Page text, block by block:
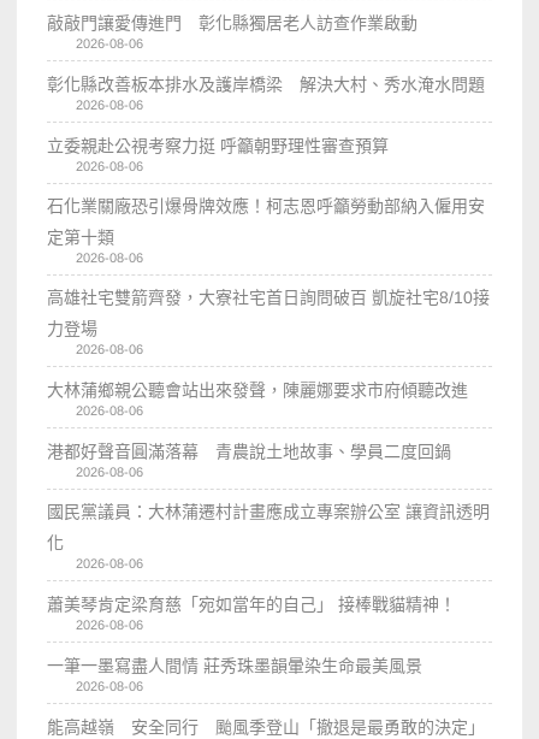
敲敲門讓愛傳進門 彰化縣獨居老人訪查作業啟動
2026-08-06
彰化縣改善板本排水及護岸橋梁 解決大村、秀水淹水問題
2026-08-06
立委親赴公視考察力挺 呼籲朝野理性審查預算
2026-08-06
石化業關廠恐引爆骨牌效應！柯志恩呼籲勞動部納入僱用安
定第十類
2026-08-06
高雄社宅雙箭齊發，大寮社宅首日詢問破百 凱旋社宅8/10接
力登場
2026-08-06
大林蒲鄉親公聽會站出來發聲，陳麗娜要求市府傾聽改進
2026-08-06
港都好聲音圓滿落幕 青農說土地故事、學員二度回鍋
2026-08-06
國民黨議員：大林蒲遷村計畫應成立專案辦公室 讓資訊透明
化
2026-08-06
蕭美琴肯定梁育慈「宛如當年的自己」 接棒戰貓精神！
2026-08-06
一筆一墨寫盡人間情 莊秀珠墨韻暈染生命最美風景
2026-08-06
能高越嶺 安全同行 颱風季登山「撤退是最勇敢的決定」